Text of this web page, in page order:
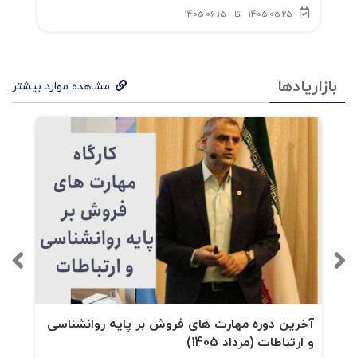
1405-05-25
تا 1405-06-15
بازاریادها مشاهده موارد بیشتر
آخرین دوره مهارت های فروش بر پایه روانشناسی
و ارتباطات (مرداد 1405)